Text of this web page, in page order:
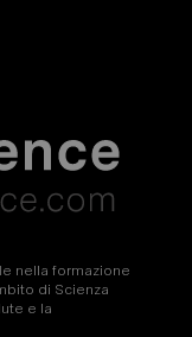
nella formazione
di Scienza
e la